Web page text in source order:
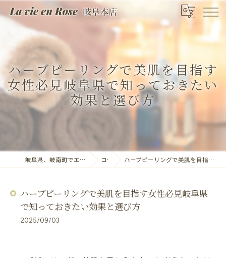
ハーブピーリングで美肌を目指す
女性必見岐阜県で知っておきたい
効果と選び方
岐阜県、岐南町でエステならLa vie en Rose 岐阜本店 コラム ハーブピーリングで美肌を目指す女性必見岐阜県で知っておきたい効果と選び方
ハーブピーリングで美肌を目指す女性必見岐阜県
で知っておきたい効果と選び方
2025/09/03